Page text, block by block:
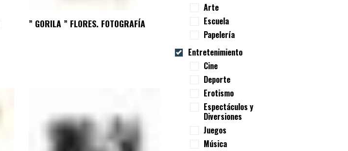
” GORILA ” FLORES. FOTOGRAFÍA
Arte
Escuela
Papelería
Entretenimiento
Cine
Deporte
Erotismo
Espectáculos y
Diversiones
Juegos
Música